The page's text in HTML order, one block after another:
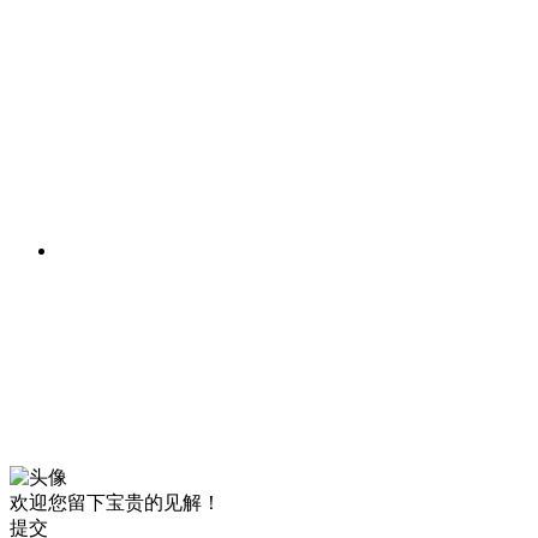
欢迎您留下宝贵的见解！
提交